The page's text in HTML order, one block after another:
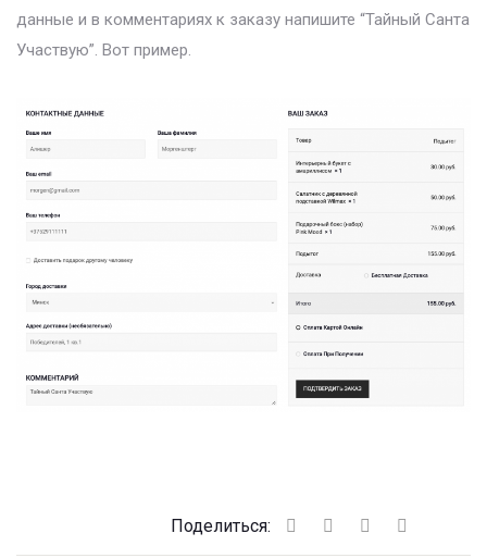
данные и в комментариях к заказу напишите “Тайный Санта
Участвую”. Вот пример.
Поделиться: